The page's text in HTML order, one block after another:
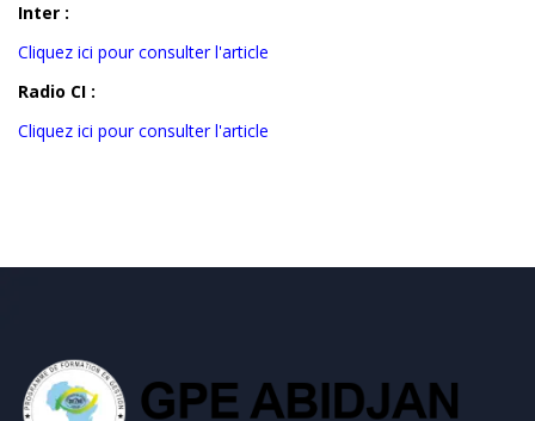
Inter :
Cliquez ici pour consulter l'article
Radio CI :
Cliquez ici pour consulter l'article